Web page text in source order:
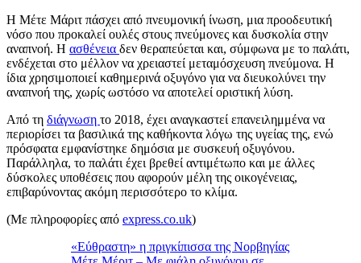
Η Μέτε Μάριτ πάσχει από πνευμονική ίνωση, μια προοδευτική
νόσο που προκαλεί ουλές στους πνεύμονες και δυσκολία στην
αναπνοή. Η ασθένεια δεν θεραπεύεται και, σύμφωνα με το παλάτι,
ενδέχεται στο μέλλον να χρειαστεί μεταμόσχευση πνεύμονα. Η
ίδια χρησιμοποιεί καθημερινά οξυγόνο για να διευκολύνει την
αναπνοή της, χωρίς ωστόσο να αποτελεί οριστική λύση.
Από τη διάγνωση το 2018, έχει αναγκαστεί επανειλημμένα να
περιορίσει τα βασιλικά της καθήκοντα λόγω της υγείας της, ενώ
πρόσφατα εμφανίστηκε δημόσια με συσκευή οξυγόνου.
Παράλληλα, το παλάτι έχει βρεθεί αντιμέτωπο και με άλλες
δύσκολες υποθέσεις που αφορούν μέλη της οικογένειας,
επιβαρύνοντας ακόμη περισσότερο το κλίμα.
(Με πληροφορίες από express.co.uk)
«Εύθραστη» η πριγκίπισσα της Νορβηγίας